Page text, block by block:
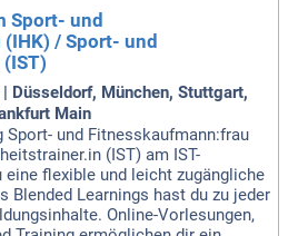
Sport- und
/ Sport- und
Düsseldorf, München, Stuttgart,
Main
Sport- und Fitnesskaufmann:frau
(IST) am IST-
flexible und leicht zugängliche
Blended Learnings hast du zu jeder
Online-Vorlesungen,